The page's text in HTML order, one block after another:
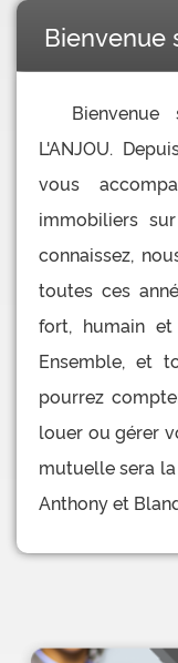
Bienvenue
L'ANJOU.
vous
immobiliers
connaissez,
toutes ces
fort, humain et
Ensemble, et
pourrez
louer ou gérer
mutuelle sera
Anthony et